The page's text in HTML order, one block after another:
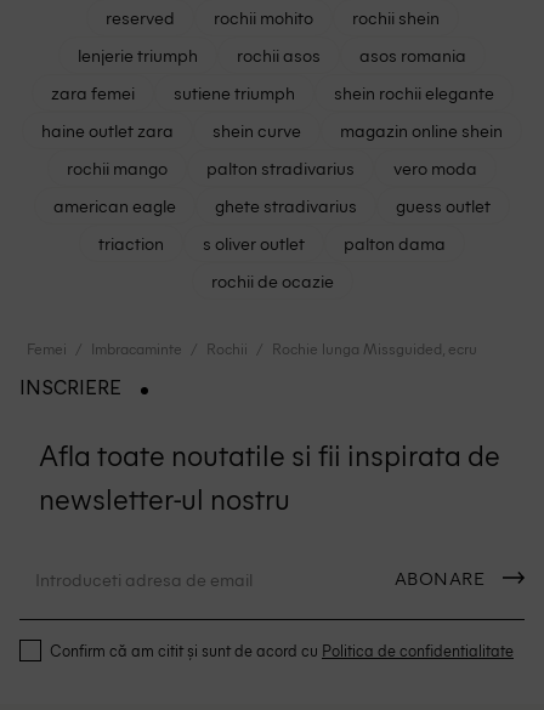
reserved
rochii mohito
rochii shein
lenjerie triumph
rochii asos
asos romania
zara femei
sutiene triumph
shein rochii elegante
haine outlet zara
shein curve
magazin online shein
rochii mango
palton stradivarius
vero moda
american eagle
ghete stradivarius
guess outlet
triaction
s oliver outlet
palton dama
rochii de ocazie
Femei Imbracaminte Rochii Rochie lunga Missguided, ecru
INSCRIERE
Afla toate noutatile si fii inspirata de
newsletter-ul nostru
ABONARE
Confirm că am citit și sunt de acord cu Politica de confidentialitate